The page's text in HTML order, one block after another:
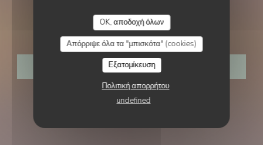
OK, αποδοχή όλων
Απόρριψε όλα τα "μπισκότα" (cookies)
Εξατομίκευση
Πολιτική απορρήτου
undefined
L'Aile et la Cuisse
ΚΆΝΤΕ ΚΡΆΤΗΣΗ ΤΡΑΠΕΖΙΟΎ
L'AILE ET LA CUISSE